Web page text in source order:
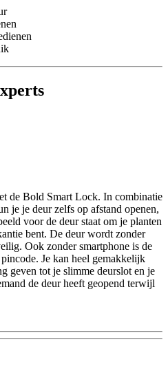
de Bold Smart Lock. In combinatie
je je deur zelfs op afstand openen,
voor de deur staat om je planten
bent. De deur wordt zonder
Ook zonder smartphone is de
Je kan heel gemakkelijk
geven tot je slimme deurslot en je
de deur heeft geopend terwijl